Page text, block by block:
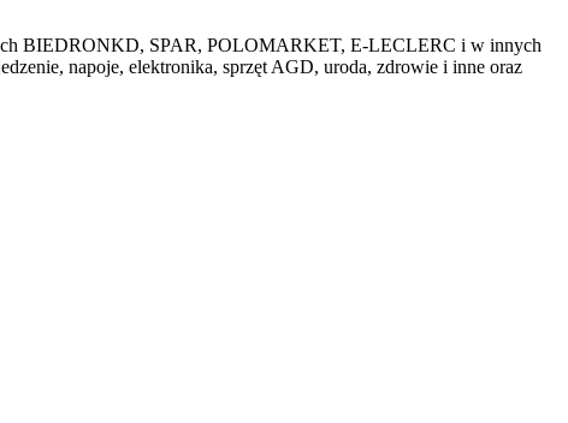
BIEDRONKD, SPAR, POLOMARKET, E-LECLERC i w innych
napoje, elektronika, sprzęt AGD, uroda, zdrowie i inne oraz